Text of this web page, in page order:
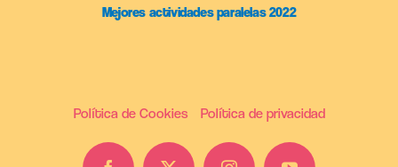
Mejores actividades paralelas 2022
Política de Cookies Política de privacidad